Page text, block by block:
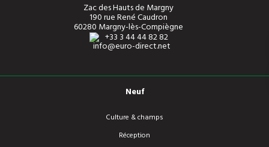
Zac des Hauts de Margny
190 rue René Caudron
60280 Margny-lès-Compiègne
+33 3 44 44 82 82
info@euro-direct.net
Neuf
Culture & champs
Réception